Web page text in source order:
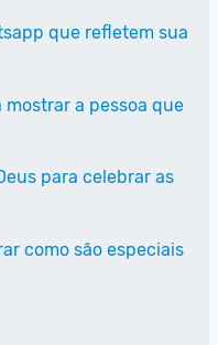
que refletem sua
mostrar a pessoa que
para celebrar as
como são especiais